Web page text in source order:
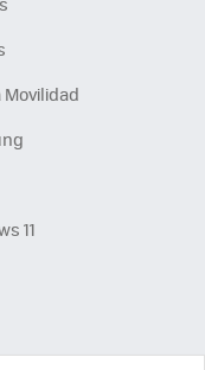
Movilidad
11